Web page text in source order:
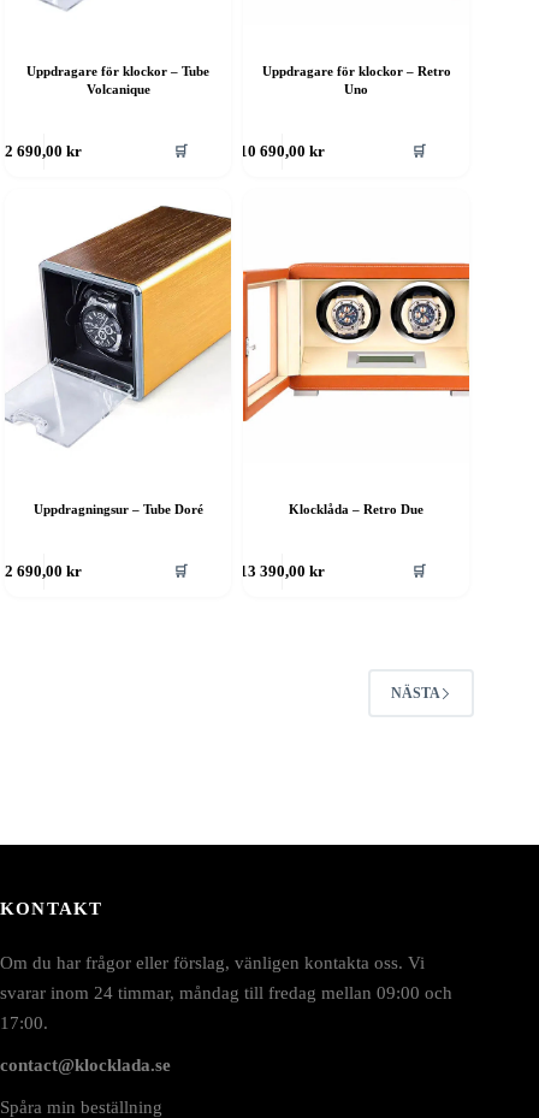
Uppdragare för klockor – Tube
Volcanique
2 690,00kr 🛒
Uppdragare för klockor – Retro
Uno
10 690,00 kr 🛒
Uppdragningsur – Tube Doré
2 690,00kr 🛒
Klocklåda – Retro Due
13 390,00 kr 🛒
NÄSTA
KONTAKT
Om du har frågor eller förslag, vänligen kontakta oss. Vi
svarar inom 24 timmar, måndag till fredag mellan 09:00 och
17:00.
contact@klocklada.se
Spåra min beställning